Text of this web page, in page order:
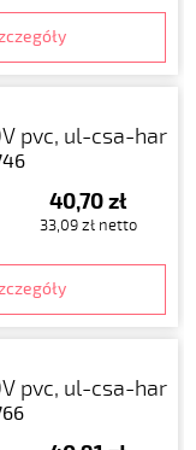
pvc, ul-csa-har
40,70 zł
33,09 zł netto
pvc, ul-csa-har